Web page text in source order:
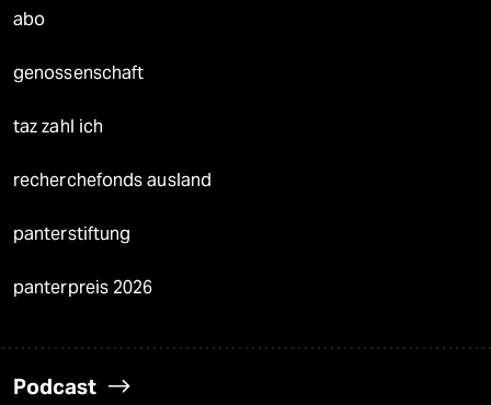
abo
genossenschaft
taz zahl ich
recherchefonds ausland
panterstiftung
panterpreis 2026
Podcast